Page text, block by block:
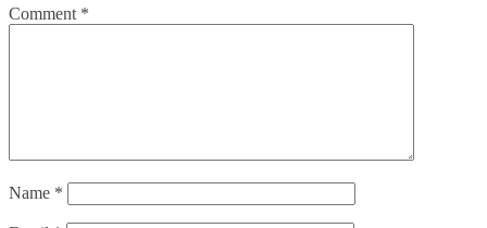
Comment *
Name *